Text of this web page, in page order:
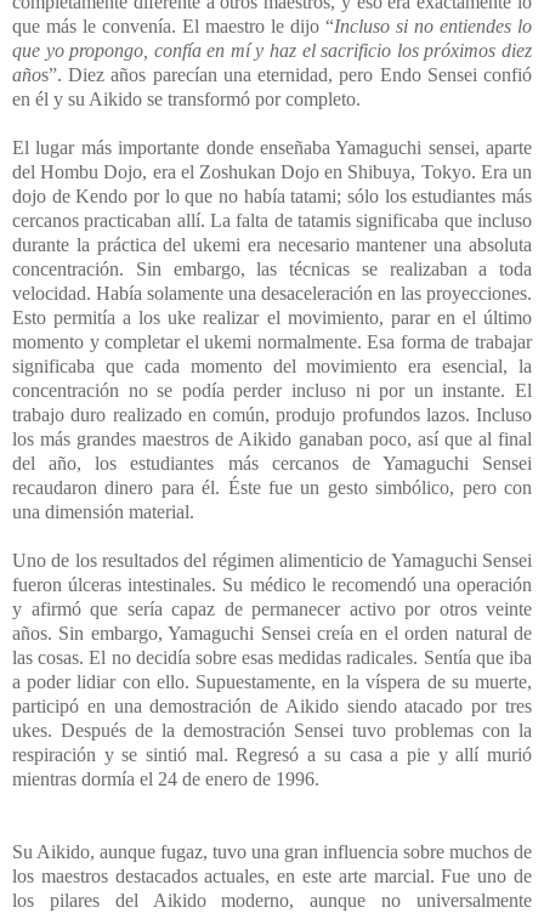
que más le convenía. El maestro le dijo “Incluso si no entiendes lo
que yo propongo, confía en mí y haz el sacrificio los próximos diez
años”. Diez años parecían una eternidad, pero Endo Sensei confió
en él y su Aikido se transformó por completo.
El lugar más importante donde enseñaba Yamaguchi sensei, aparte
del Hombu Dojo, era el Zoshukan Dojo en Shibuya, Tokyo. Era un
dojo de Kendo por lo que no había tatami; sólo los estudiantes más
cercanos practicaban allí. La falta de tatamis significaba que incluso
durante la práctica del ukemi era necesario mantener una absoluta
concentración. Sin embargo, las técnicas se realizaban a toda
velocidad. Había solamente una desaceleración en las proyecciones.
Esto permitía a los uke realizar el movimiento, parar en el último
momento y completar el ukemi normalmente. Esa forma de trabajar
significaba que cada momento del movimiento era esencial, la
concentración no se podía perder incluso ni por un instante. El
trabajo duro realizado en común, produjo profundos lazos. Incluso
los más grandes maestros de Aikido ganaban poco, así que al final
del año, los estudiantes más cercanos de Yamaguchi Sensei
recaudaron dinero para él. Éste fue un gesto simbólico, pero con
una dimensión material.
Uno de los resultados del régimen alimenticio de Yamaguchi Sensei
fueron úlceras intestinales. Su médico le recomendó una operación
y afirmó que sería capaz de permanecer activo por otros veinte
años. Sin embargo, Yamaguchi Sensei creía en el orden natural de
las cosas. El no decidía sobre esas medidas radicales. Sentía que iba
a poder lidiar con ello. Supuestamente, en la víspera de su muerte,
participó en una demostración de Aikido siendo atacado por tres
ukes. Después de la demostración Sensei tuvo problemas con la
respiración y se sintió mal. Regresó a su casa a pie y allí murió
mientras dormía el 24 de enero de 1996.
Su Aikido, aunque fugaz, tuvo una gran influencia sobre muchos de
los maestros destacados actuales, en este arte marcial. Fue uno de
los pilares del Aikido moderno, aunque no universalmente